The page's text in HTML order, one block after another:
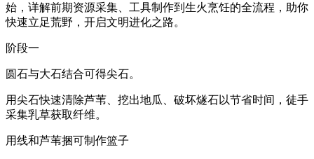
始，详解前期资源采集、工具制作到生火烹饪的全流程，助你
快速立足荒野，开启文明进化之路。
阶段一
圆石与大石结合可得尖石。
用尖石快速清除芦苇、挖出地瓜、破坏燧石以节省时间，徒手
采集乳草获取纤维。
用线和芦苇捆可制作篮子